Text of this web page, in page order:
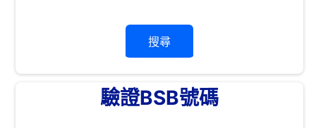
搜尋
驗證BSB號碼